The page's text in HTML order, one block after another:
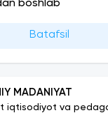
boshlab
Batafsil
MADANIYAT
iqtisodiyot va